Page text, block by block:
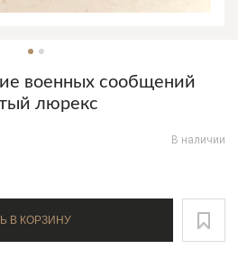
военных сообщений
люрекс
В наличии
ДОБАВИТЬ В КОРЗИНУ